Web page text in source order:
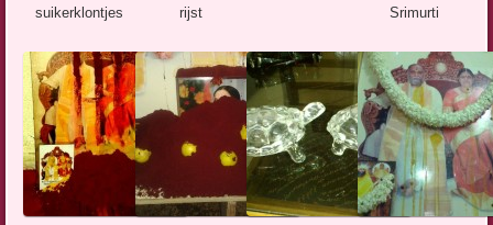
suikerklontjes
rijst
Srimurti